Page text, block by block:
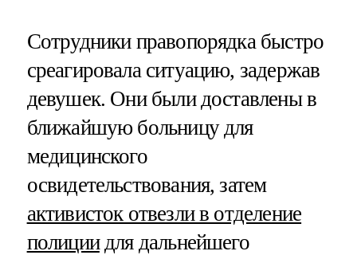
Сотрудники правопорядка быстро
среагировала ситуацию, задержав
девушек. Они были доставлены в
ближайшую больницу для
медицинского
освидетельствования, затем
активисток отвезли в отделение
полициидля дальнейшего